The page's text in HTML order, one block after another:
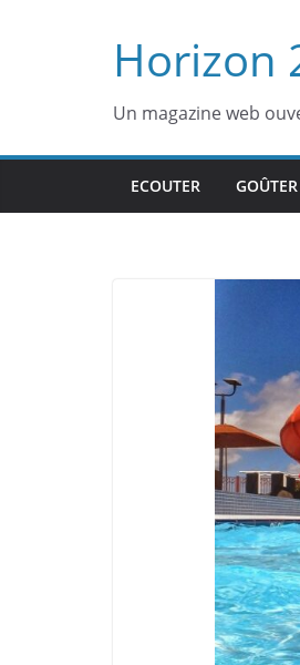
Horizon
Un magazine web
ECOUTER GOÛTER